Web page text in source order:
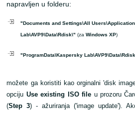
napravljen u folderu:
"Documents and Settings\All
Lab\AVP9\Data\Rdisk\"(za Windows XP)
"ProgramData\Kaspersky
možete ga koristiti kao orginalni 'disk
opciju Use existing ISO file u prozoru
(Step 3) - ažuriranja ('image update').